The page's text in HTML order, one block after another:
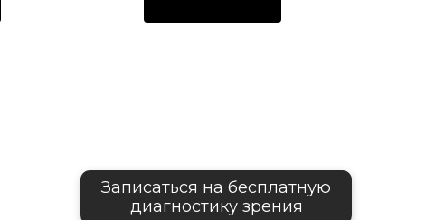
Записаться на бесплатную
диагностику зрения